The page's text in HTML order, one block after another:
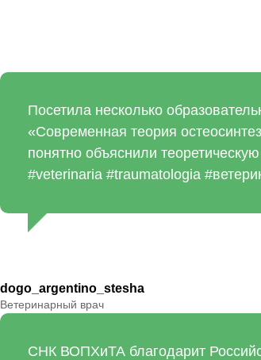
Посетила несколько
«Современная теория
понятно объяснили
#veterinaria #traumatologia
dogo_argentino_stesha
Ветеринарный врач
СНК ВОПХиТА благодарит